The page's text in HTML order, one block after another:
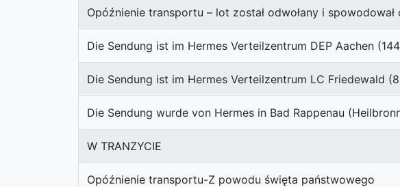
Opóźnienie transportu – lot został odwołany i spowodował
Die Sendung ist im Hermes Verteilzentrum DEP Aachen
Die Sendung ist im Hermes Verteilzentrum LC Friedewald
Die Sendung wurde von Hermes in Bad Rappenau
W TRANZYCIE
Opóźnienie transportu-Z powodu święta państwowego